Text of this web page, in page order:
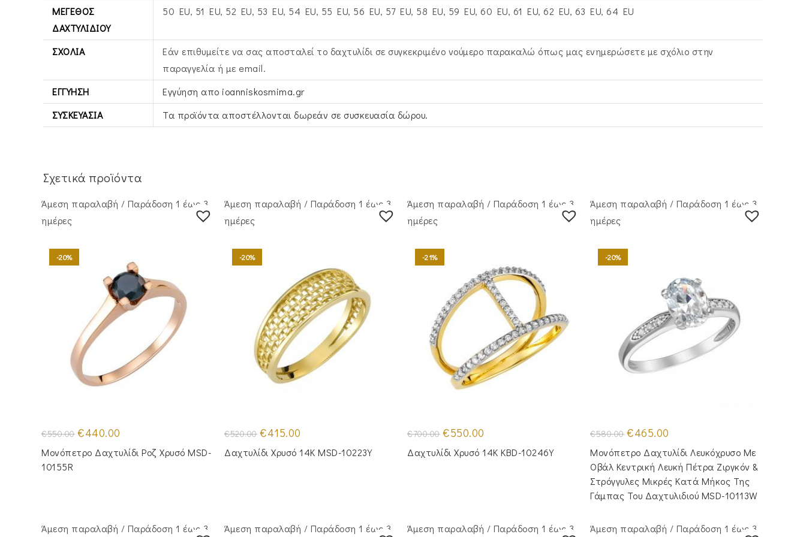
ΜΈΓΕΘΟΣ
ΔΑΧΤΥΛΙΔΙΟΎ
50 EU, 51 EU, 52 EU, 53 EU, 54 EU, 55 EU, 56 EU, 57 EU, 58 EU, 59 EU, 60 EU, 61 EU, 62 EU, 63 EU, 64 EU
ΣΧΌΛΙΑ
Εάν επιθυμείτε να σας αποσταλεί το δαχτυλίδι σε συγκεκριμένο νούμερο παρακαλώ όπως μας ενημερώσετε με σχόλιο στην
παραγγελία ή με email.
ΕΓΓΎΗΣΗ
Εγγύηση απο ioanniskosmima.gr
ΣΥΣΚΕΥΑΣΊΑ
Τα προϊόντα αποστέλλονται δωρεάν σε συσκευασία δώρου.
Σχετικά προϊόντα
Άμεση παραλαβή / Παράδoση 1 έως 3
ημέρες
-20%
€550.00 Original
price
€550.00.
€440.00
τιμή
είναι:
Μονόπετρο Δαχτυλίδι Ροζ Χρυσό MSD-
10155R
Άμεση παραλαβή / Παράδoση 1 έως 3
ημέρες
-20%
€520.00 Original
price
was:
€520.00.
€415.00
τιμή
είναι:
Δαχτυλίδι Χρυσό 14Κ MSD-10223Y
Άμεση παραλαβή / Παράδoση 1 έως 3
ημέρες
-21%
€700.00 Original
price
was:
€700.00.
€550.00
τιμή
είναι:
Δαχτυλίδι Χρυσό 14Κ KBD-10246Y
Άμεση παραλαβή / Παράδoση 1 έως 3
ημέρες
-20%
€580.00 Original
price
€580.00.
€465.00
τιμή
είναι:
€465.00.
Μονόπετρο Δαχτυλίδι Λευκόχρυσο Με
Οβάλ Κεντρική Λευκή Πέτρα Ζιργκόν &
Στρόγγυλες Μικρές Κατά Μήκος Της
Γάμπας Του Δαχτυλιδιού MSD-10113W
Άμεση παραλαβή / Παράδoση 1 έως 3
Άμεση παραλαβή / Παράδoση 1 έως 3
Άμεση παραλαβή / Παράδoση 1 έως 3
Άμεση παραλαβή / Παράδoση 1 έως 3